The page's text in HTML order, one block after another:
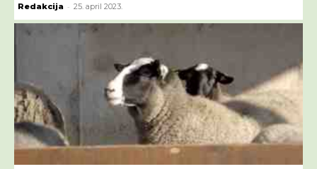
Redakcija - 25. april 2023.